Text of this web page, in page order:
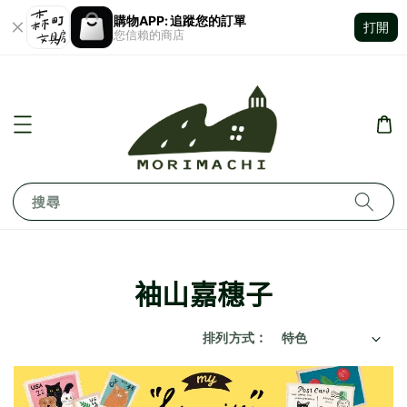
購物APP: 追蹤您的訂單
您信賴的商店
打開
搜尋
袖山嘉穗子
排列方式 :